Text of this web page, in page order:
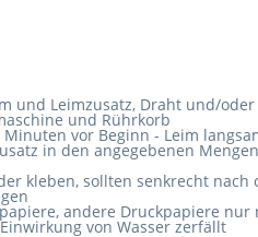
und Leimzusatz, Draht und/
und Rührkorb
vor Beginn - Leim
in den angegebenen
kleben, sollten senkrecht
andere Druckpapiere
von Wasser zerfällt